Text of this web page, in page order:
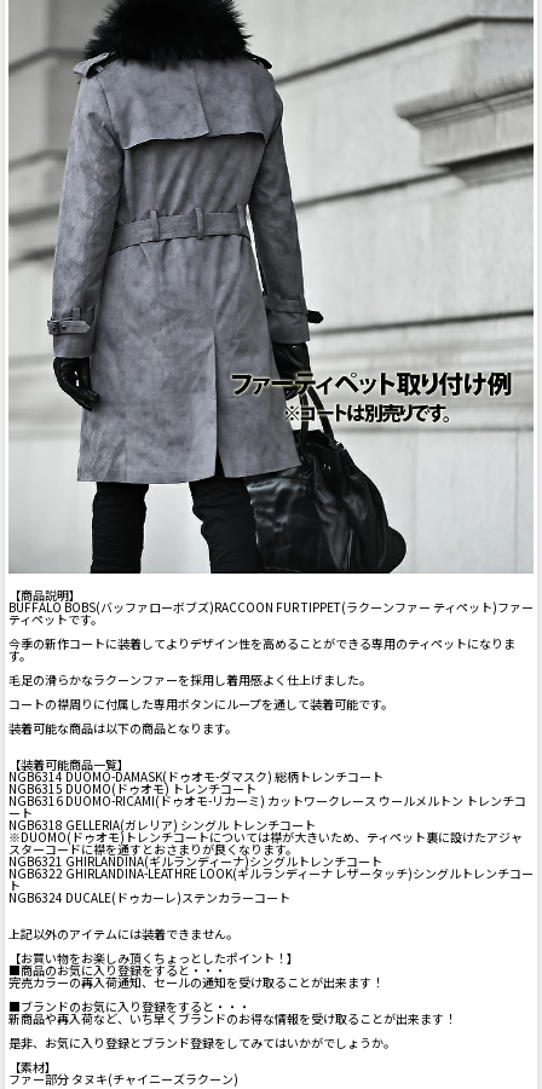
【商品説明】
BUFFALO BOBS(バッファローボブズ)RACCOON FUR TIPPET(ラクーンファー ティペット)ファー
ティペットです。
今季の新作コートに装着してよりデザイン性を高めることができる専用のティペットになりま
す。
毛足の滑らかなラクーンファーを採用し着用感よく仕上げました。
コートの襟周りに付属した専用ボタンにループを通して装着可能です。
装着可能な商品は以下の商品となります。
【装着可能商品一覧】
NGB6314 DUOMO-DAMASK(ドゥオモ-ダマスク) 総柄トレンチコート
NGB6315 DUOMO(ドゥオモ) トレンチコート
NGB6316 DUOMO-RICAMI(ドゥオモ-リカーミ) カットワークレース ウールメルトン トレンチコ
ート
NGB6318 GELLERIA(ガレリア) シングル トレンチコート
※DUOMO(ドゥオモ)トレンチコートについては襟が大きいため、ティペット裏に設けたアジャ
スターコードに襟を通すとおさまりが良くなります。
NGB6321 GHIRLANDINA(ギルランディーナ)シングルトレンチコート
NGB6322 GHIRLANDINA-LEATHRE LOOK(ギルランディーナ レザータッチ)シングルトレンチコー
ト
NGB6324 DUCALE(ドゥカーレ)ステンカラーコート
上記以外のアイテムには装着できません。
【お買い物をお楽しみ頂くちょっとしたポイント！】
■商品のお気に入り登録をすると・・・
完売カラーの再入荷通知、セールの通知を受け取ることが出来ます！
■ブランドのお気に入り登録をすると・・・
新商品や再入荷など、いち早くブランドのお得な情報を受け取ることが出来ます！
是非、お気に入り登録とブランド登録をしてみてはいかがでしょうか。
【素材】
ファー部分 タヌキ(チャイニーズラクーン)